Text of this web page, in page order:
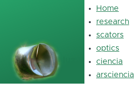
Main
navigation
Home
research
scators
optics
ciencia
arsciencia